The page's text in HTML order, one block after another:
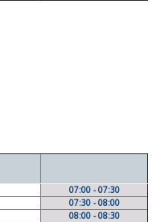
07:00 - 07:30
07:30 - 08:00
08:00 - 08:30